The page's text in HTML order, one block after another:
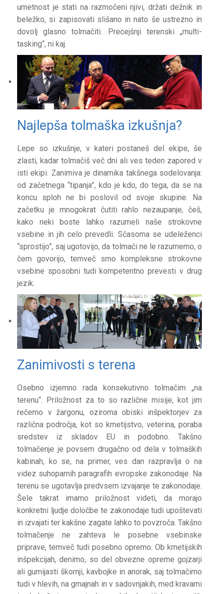
umetnost je stati na razmočeni njivi, držati dežnik in
beležko, si zapisovati slišano in nato še ustrezno in
dovolj glasno tolmačiti. Precejšnji terenski „multi-
tasking“, ni kaj.
Najlepša tolmaška izkušnja?
Lepe so izkušnje, v kateri postaneš del ekipe, še
zlasti, kadar tolmačiš več dni ali ves teden zapored v
isti ekipi. Zanimiva je dinamika takšnega sodelovanja:
od začetnega “tipanja”, kdo je kdo, do tega, da se na
koncu sploh ne bi poslovil od svoje skupine. Na
začetku je mnogokrat čutiti rahlo nezaupanje, češ,
kako neki boste lahko razumeli naše strokovne
vsebine in jih celo prevedli. Sčasoma se udeleženci
“sprostijo”, saj ugotovijo, da tolmači ne le razumemo, o
čem govorijo, temveč smo kompleksne strokovne
vsebine sposobni tudi kompetentno prevesti v drug
jezik.
Zanimivosti s terena
Osebno izjemno rada konsekutivno tolmačim „na
terenu“. Priložnost za to so različne misije, kot jim
rečemo v žargonu, oziroma obiski inšpektorjev za
različna področja, kot so kmetijstvo, veterina, poraba
sredstev iz skladov EU in podobno. Takšno
tolmačenje je povsem drugačno od dela v tolmaških
kabinah, ko se, na primer, ves dan razpravlja o na
videz suhoparnih paragrafih evropske zakonodaje. Na
terenu se ugotavlja predvsem izvajanje te zakonodaje.
Šele takrat imamo priložnost videti, da morajo
konkretni ljudje določbe te zakonodaje tudi upoštevati
in izvajati ter kakšne zagate lahko to povzroča. Takšno
tolmačenje ne zahteva le posebne vsebinske
priprave, temveč tudi posebno opremo. Ob kmetijskih
inšpekcijah, denimo, so del obvezne opreme gojzarji
ali gumijasti škornji, kavbojke in anorak, saj tolmačimo
tudi v hlevih, na gmajnah in v sadovnjakih, med kravami